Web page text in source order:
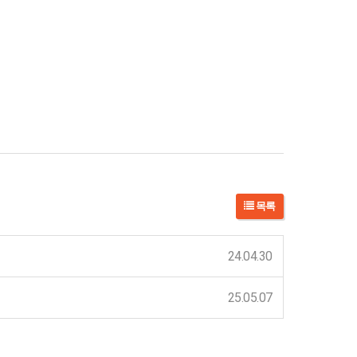
목록
24.04.30
25.05.07